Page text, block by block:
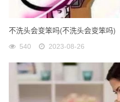
不洗头会变笨吗(不洗头会变笨吗)
540 2023-08-26